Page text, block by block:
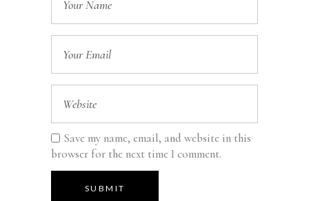
Save my name, email, and website in this
browser for the next time I comment.
SUBMIT